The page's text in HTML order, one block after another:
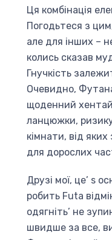
Ця комбінація
Погодьтеся з
але для інших –
колись сказав
Гнучкість
Очевидно,
щоденний
ланцюжки,
кімнати, від
для дорослих
Друзі мої, це’ s
робить Futa
одягніть’ не
швидше за все,